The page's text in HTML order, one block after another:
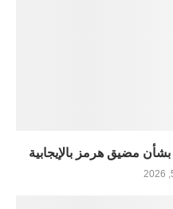
مضيق هرمز بالإيجابية